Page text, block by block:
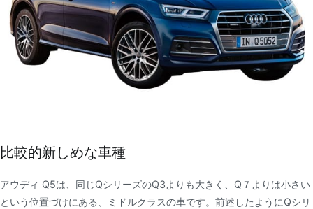
比較的新しめな車種
アウディ Q5は、同じQシリーズのQ3よりも大きく、Q７よりは小さい
という位置づけにある、ミドルクラスの車です。前述したようにQシリ